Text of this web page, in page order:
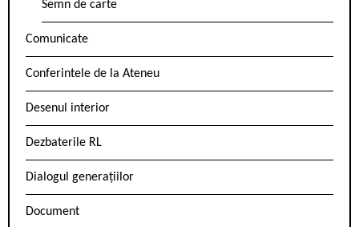
Semn de carte
Comunicate
Conferintele de la Ateneu
Desenul interior
Dezbaterile RL
Dialogul generațiilor
Document